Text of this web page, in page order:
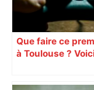
Que faire ce
à Toulouse ?